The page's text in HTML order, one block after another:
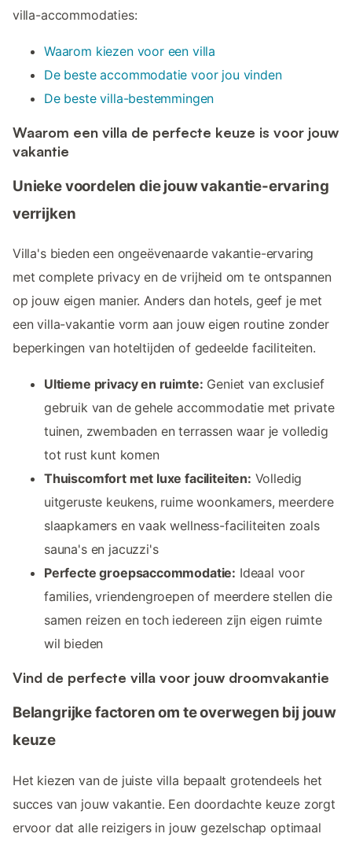
villa-accommodaties:
Waarom kiezen voor een villa
De beste accommodatie voor jou vinden
De beste villa-bestemmingen
Waarom een villa de perfecte keuze is voor jouw
vakantie
Unieke voordelen die jouw vakantie-ervaring
verrijken
Villa's bieden een ongeëvenaarde vakantie-ervaring
met complete privacy en de vrijheid om te ontspannen
op jouw eigen manier. Anders dan hotels, geef je met
een villa-vakantie vorm aan jouw eigen routine zonder
beperkingen van hoteltijden of gedeelde faciliteiten.
Ultieme privacy en ruimte: Geniet van exclusief
gebruik van de gehele accommodatie met private
tuinen, zwembaden en terrassen waar je volledig
tot rust kunt komen
Thuiscomfort met luxe faciliteiten: Volledig
uitgeruste keukens, ruime woonkamers, meerdere
slaapkamers en vaak wellness-faciliteiten zoals
sauna's en jacuzzi's
Perfecte groepsaccommodatie: Ideaal voor
families, vriendengroepen of meerdere stellen die
samen reizen en toch iedereen zijn eigen ruimte
wil bieden
Vind de perfecte villa voor jouw droomvakantie
Belangrijke factoren om te overwegen bij jouw
keuze
Het kiezen van de juiste villa bepaalt grotendeels het
succes van jouw vakantie. Een doordachte keuze zorgt
ervoor dat alle reizigers in jouw gezelschap optimaal